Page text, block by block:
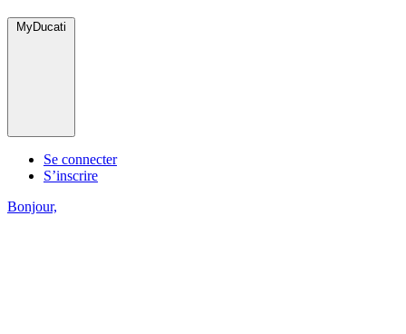
MyDucati
Se connecter
S’inscrire
Bonjour,